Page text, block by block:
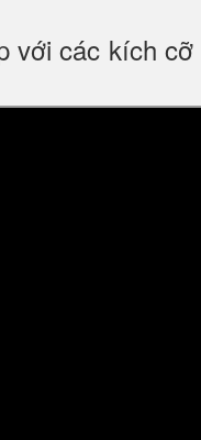
với các kích